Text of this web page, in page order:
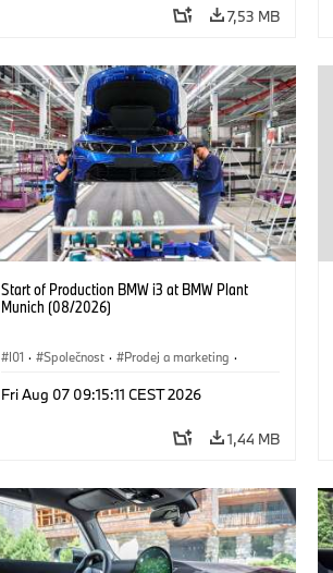
7,53 MB
Start of Production BMW i3 at BMW Plant
Munich (08/2026)
I01 · Společnost · Prodej a marketing ·
Fri Aug 07 09:15:11 CEST 2026
1,44 MB